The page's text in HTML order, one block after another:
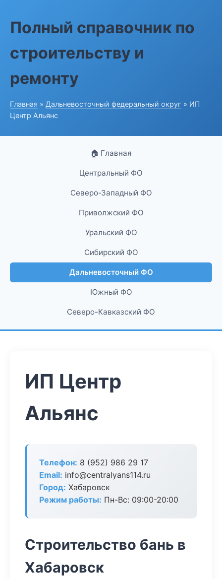
Полный справочник по
строительству и
ремонту
Главная » Дальневосточный федеральный округ » ИП
Центр Альянс
🏠 Главная
Центральный ФО
Северо-Западный ФО
Приволжский ФО
Уральский ФО
Сибирский ФО
Дальневосточный ФО
Южный ФО
Северо-Кавказский ФО
ИП Центр
Альянс
Телефон: 8 (952) 986 29 17
Email: info@centralyans114.ru
Город: Хабаровск
Режим работы: Пн-Вс: 09:00-20:00
Строительство бань в
Хабаровск